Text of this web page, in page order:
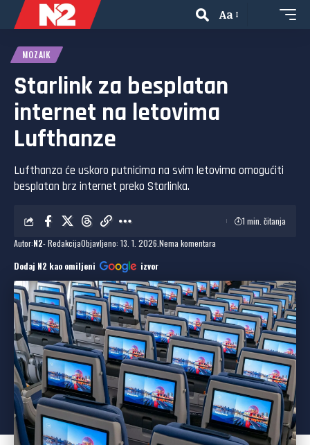
Aa
MOZAIK
Starlink za besplatan
internet na letovima
Lufthanze
Lufthanza će uskoro putnicima na svim letovima omogućiti
besplatan brz internet preko Starlinka.
Autor:N2- RedakcijaObjavljeno: 13. 1. 2026. Nema komentara
1 min. čitanja
Dodaj N2 kao omiljeni izvor